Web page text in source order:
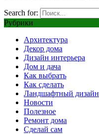
Search for:
Рубрики
Архитектура
Декор дома
Дизайн интерьера
Дом и дача
Как выбрать
Как сделать
Ландшафтный дизайн
Новости
Полезное
Ремонт дома
Сделай сам